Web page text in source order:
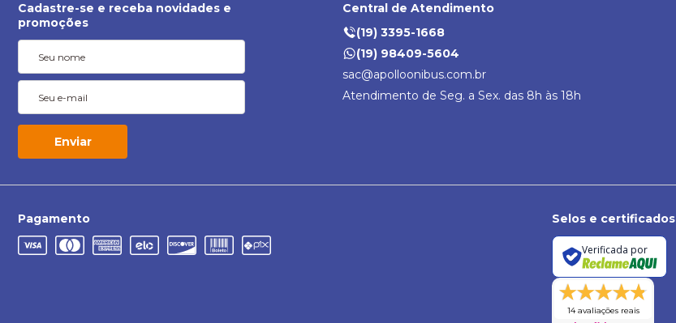
Cadastre-se e receba novidades e
promoções
Enviar
Central de Atendimento
(19) 3395-1668
(19) 98409-5604
sac@apolloonibus.com.br
Atendimento de Seg. a Sex. das 8h às 18h
Pagamento Selos e certificados
Verificada por
14 avaliações reais